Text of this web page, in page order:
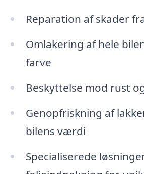
Reparation af skader
Omlakering af hele
farve
Beskyttelse mod rust
Genopfriskning af
bilens værdi
Specialiserede